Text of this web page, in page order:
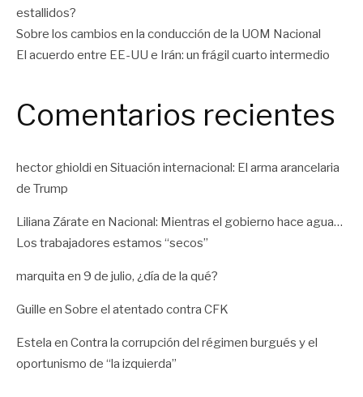
estallidos?
Sobre los cambios en la conducción de la UOM Nacional
El acuerdo entre EE-UU e Irán: un frágil cuarto intermedio
Comentarios recientes
hector ghioldi en Situación internacional: El arma arancelaria
de Trump
Liliana Zárate en Nacional: Mientras el gobierno hace agua…
Los trabajadores estamos “secos”
marquita en 9 de julio, ¿día de la qué?
Guille en Sobre el atentado contra CFK
Estela en Contra la corrupción del régimen burgués y el
oportunismo de “la izquierda”